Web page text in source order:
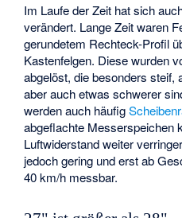
Im Laufe der Zeit hat sich
verändert. Lange Zeit waren
gerundetem Rechteck-Profil
Kastenfelgen. Diese wurden
abgelöst, die besonders steif,
aber auch etwas schwerer
werden auch häufig
abgeflachte Messerspeichen
Luftwiderstand weiter
jedoch gering und erst ab
40 km/h messbar.